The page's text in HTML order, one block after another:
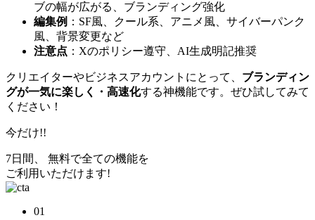
ブの幅が広がる、ブランディング強化
編集例 ：SF風、クール系、アニメ風、サイバーパンク
風、背景変更など
注意点 ：Xのポリシー遵守、AI生成明記推奨
クリエイターやビジネスアカウントにとって、 ブランディン
グが一気に楽しく・高速化する神機能です。ぜひ試してみて
ください！
今だけ!!
7日間、 無料で全ての機能を
ご利用いただけます!
01